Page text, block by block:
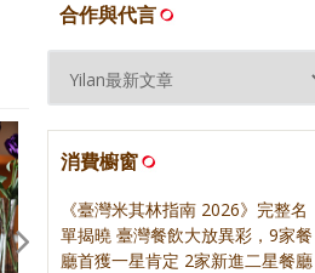
合作與代言
消費櫥窗
《臺灣米其林指南 2026》完整名
單揭曉 臺灣餐飲大放異彩，9家餐
廳首獲一星肯定 2家新進二星餐廳